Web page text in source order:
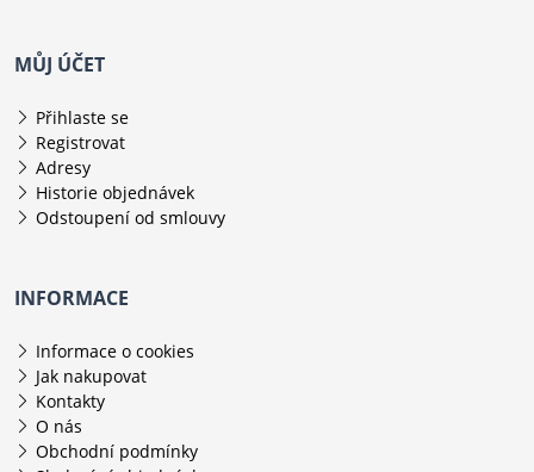
MŮJ ÚČET
Přihlaste se
Registrovat
Adresy
Historie objednávek
Odstoupení od smlouvy
INFORMACE
Informace o cookies
Jak nakupovat
Kontakty
O nás
Obchodní podmínky